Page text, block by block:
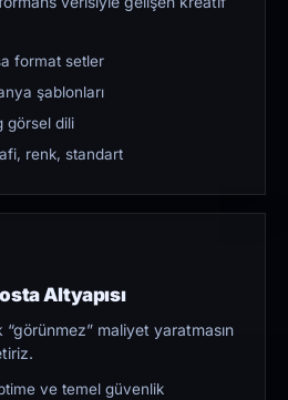
format setler
şablonları
görsel dili
renk, standart
Altyapısı
maliyet yaratmasın
ve temel güvenlik